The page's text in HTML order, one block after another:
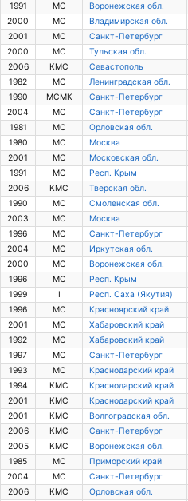
1991 МС Воронежская обл.
2000 МС Владимирская обл.
2001 МС Санкт-Петербург
2000 МС Тульская обл.
2006 КМС Севастополь
1982 МС Ленинградская обл.
1990 МСМК Санкт-Петербург
2004 МС Санкт-Петербург
1981 МС Орловская обл.
1980 МС Москва
2001 МС Московская обл.
1991 МС Респ. Крым
2006 КМС Тверская обл.
1990 МС Смоленская обл.
2003 МС Москва
1996 МС Санкт-Петербург
2004 МС Иркутская обл.
2000 МС Воронежская обл.
1996 МС Респ. Крым
1999 I Респ. Саха (Якутия)
1996 МС Красноярский край
2001 МС Хабаровский край
1992 МС Хабаровский край
1997 МС Санкт-Петербург
1993 МС Краснодарский край
1994 КМС Краснодарский край
2001 КМС Краснодарский край
2001 КМС Волгоградская обл.
2006 КМС Санкт-Петербург
2005 КМС Воронежская обл.
1985 МС Приморский край
2004 МС Санкт-Петербург
2006 КМС Орловская обл.